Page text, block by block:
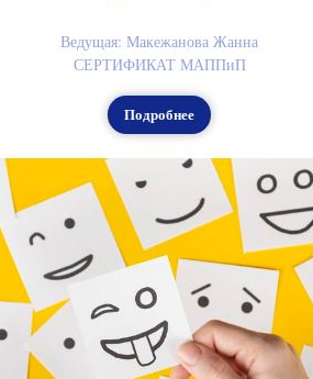
Ведущая: Макежанова Жанна
СЕРТИФИКАТ МАППиП
Подробнее